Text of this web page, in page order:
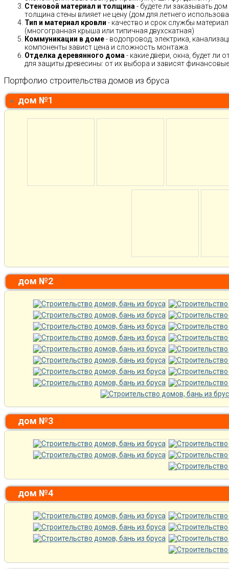
Стеновой материал и толщина - будете ли заказывать
толщина стены влияет не цену (дом для летнего
Тип и материал кровли - качество и срок службы
(многогранная крыша или типичная двухскатная)
Коммуникации в доме- водопровод, электрика,
компоненты завист цена и сложность монтажа.
Отделка деревянного дома - какие двери, окна, будет
для защиты древесины: от их выбора и зависят
Портфолио строительства домов из бруса
дом №1
дом №2
дом №3
дом №4